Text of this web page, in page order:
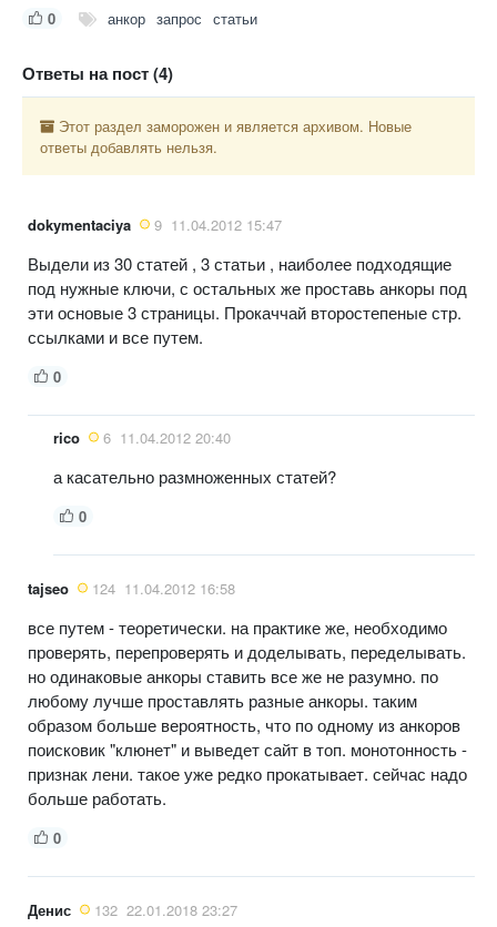
0 анкор запрос статьи
Ответы на пост (4)
Этот раздел заморожен и является архивом. Новые
ответы добавлять нельзя.
dokymentaciya 9 11.04.2012 15:47
Выдели из 30 статей , 3 статьи , наиболее подходящие
под нужные ключи, с остальных же проставь анкоры под
эти основые 3 страницы. Прокаччай второстепеные стр.
ссылками и все путем.
0
rico 6 11.04.2012 20:40
а касательно размноженных статей?
0
tajseo 124 11.04.2012 16:58
все путем - теоретически. на практике же, необходимо
проверять, перепроверять и доделывать, переделывать.
но одинаковые анкоры ставить все же не разумно. по
любому лучше проставлять разные анкоры. таким
образом больше вероятность, что по одному из анкоров
поисковик "клюнет" и выведет сайт в топ. монотонность -
признак лени. такое уже редко прокатывает. сейчас надо
больше работать.
0
Денис 132 22.01.2018 23:27